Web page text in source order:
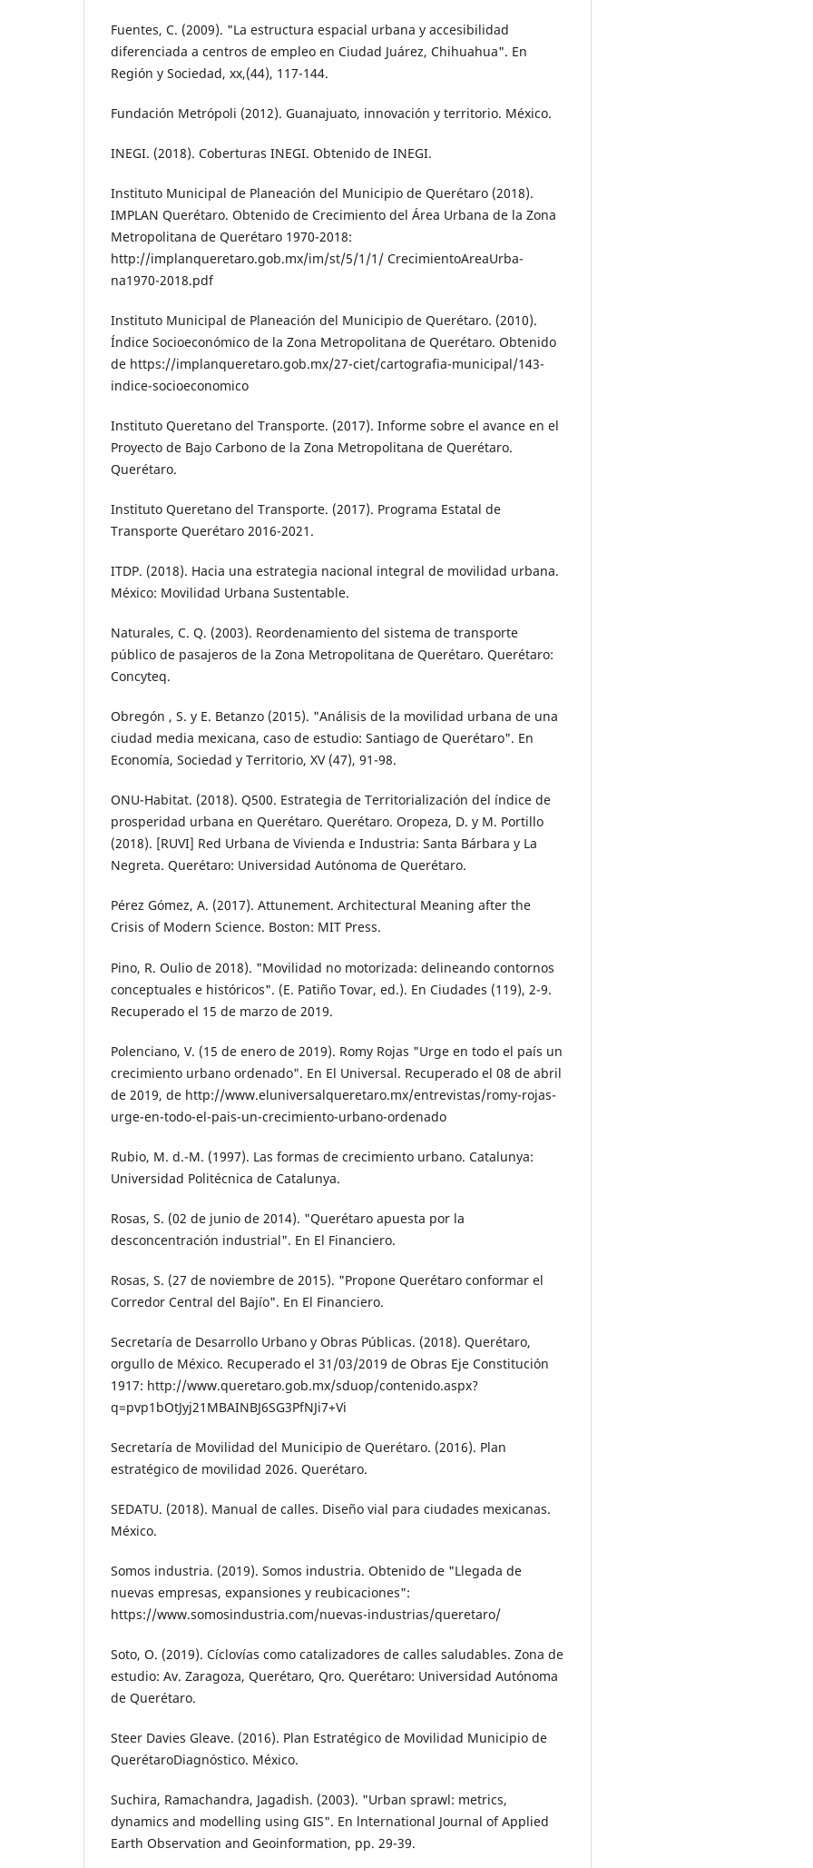
Fuentes, C. (2009). "La estructura espacial ur­bana y accesibilidad
diferenciada a centros de empleo en Ciudad Juárez, Chihuahua". En
Región y Sociedad, xx,(44), 117-144.
Fundación Metrópoli (2012). Guanajuato, in­novación y territorio. México.
INEGI. (2018). Coberturas INEGI. Obtenido de INEGI.
Instituto Municipal de Planeación del Munici­pio de Querétaro (2018).
IMPLAN Querétaro. Obtenido de Crecimiento del Área Urbana de la Zona
Metropolitana de Querétaro 1970-2018:
http://implanqueretaro.gob.mx/im/st/5/1/1/ CrecimientoAreaUrba­
na1970-2018.pdf
Instituto Municipal de Planeación del Mu­nicipio de Querétaro. (2010).
Índice Socioeconómico de la Zona Metropolitana de Querétaro. Obtenido
de https://im­planqueretaro.gob.mx/27-ciet/cartogra­fia-municipal/143-
indice-socioeconomico
Instituto Queretano del Transporte. (2017). In­forme sobre el avance en el
Proyecto de Bajo Carbono de la Zona Metropolitana de Querétaro.
Querétaro.
Instituto Queretano del Transporte. (2017). Programa Estatal de
Transporte Querétaro 2016-2021.
ITDP. (2018). Hacia una estrategia nacional integral de movilidad urbana.
México: Movilidad Urbana Sustentable.
Naturales, C. Q. (2003). Reordenamiento del sistema de transporte
público de pasaje­ros de la Zona Metropolitana de Queréta­ro. Querétaro:
Concyteq.
Obregón , S. y E. Betanzo (2015). "Análisis de la movilidad urbana de una
ciudad media mexicana, caso de estudio: Santiago de Querétaro". En
Economía, Sociedad y Terri­torio, XV (47), 91-98.
ONU-Habitat. (2018). Q500. Estrategia de Te­rritorialización del índice de
prosperidad urbana en Querétaro. Querétaro. Oropeza, D. y M. Portillo
(2018). [RUVI] Red Urbana de Vivienda e Industria: Santa Bárbara y La
Negreta. Querétaro: Univer­sidad Autónoma de Querétaro.
Pérez Gómez, A. (2017). Attunement. Architec­tural Meaning after the
Crisis of Modern Science. Boston: MIT Press.
Pino, R. Oulio de 2018). "Movilidad no motorizada: delineando contornos
conceptuales e históricos". (E. Patiño Tovar, ed.). En Ciu­dades (119), 2-9.
Recuperado el 15 de mar­zo de 2019.
Polenciano, V. (15 de enero de 2019). Romy Rojas "Urge en todo el país un
crecimiento urbano ordenado". En El Universal. Recu­perado el 08 de abril
de 2019, de http://www.eluniversalqueretaro.mx/entrevistas/romy-rojas-
urge-en-todo-el-pais-un-creci­miento-urbano-ordenado
Rubio, M. d.-M. (1997). Las formas de creci­miento urbano. Catalunya:
Universidad Po­litécnica de Catalunya.
Rosas, S. (02 de junio de 2014). "Querétaro apuesta por la
desconcentración indus­trial". En El Financiero.
Rosas, S. (27 de noviembre de 2015). "Propone Querétaro conformar el
Corredor Central del Bajío". En El Financiero.
Secretaría de Desarrollo Urbano y Obras Públi­cas. (2018). Querétaro,
orgullo de México. Recuperado el 31/03/2019 de Obras Eje Constitución
1917: http://www.queretaro.gob.mx/sduop/contenido.aspx?
q=pvp1bOtJyj21MBAINBJ6SG3PfNJi7+Vi
Secretaría de Movilidad del Municipio de Que­rétaro. (2016). Plan
estratégico de movili­dad 2026. Querétaro.
SEDATU. (2018). Manual de calles. Diseño vial para ciudades mexicanas.
México.
Somos industria. (2019). Somos industria. Obtenido de "Llegada de
nuevas empre­sas, expansiones y reubicaciones":
https://www.somosindustria.com/nuevas-indus­trias/queretaro/
Soto, O. (2019). Cíclovías como catalizadores de calles saludables. Zona de
estudio: Av. Zaragoza, Querétaro, Qro. Querétaro: Uni­versidad Autónoma
de Querétaro.
Steer Davies Gleave. (2016). Plan Estratégico de Movilidad Municipio de
Querétaro­Diagnóstico. México.
Suchira, Ramachandra, Jagadish. (2003). "Ur­ban sprawl: metrics,
dynamics and model­ling using GIS". En lnternational Journal of Applied
Earth Observation and Geoinfor­mation, pp. 29-39.